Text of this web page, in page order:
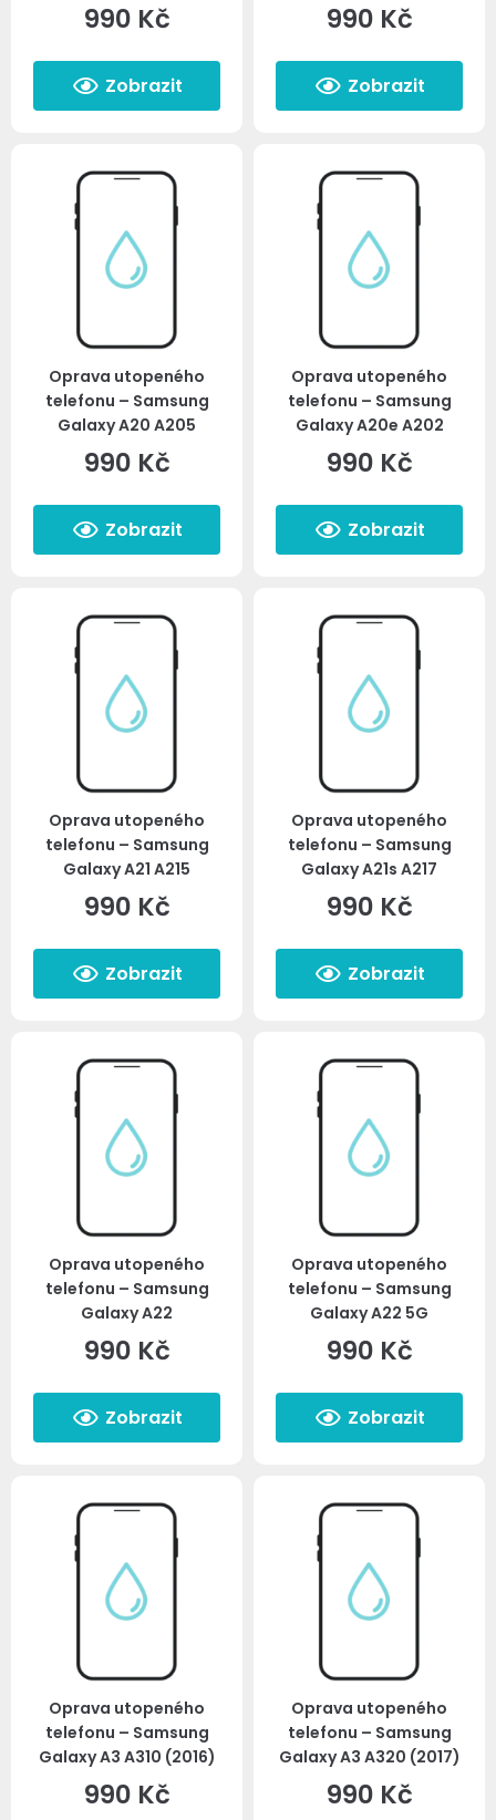
990 Kč
Zobrazit
990 Kč
Zobrazit
Oprava utopeného
telefonu – Samsung
Galaxy A20 A205
990 Kč
Zobrazit
Oprava utopeného
telefonu – Samsung
Galaxy A20e A202
990 Kč
Zobrazit
Oprava utopeného
telefonu – Samsung
Galaxy A21 A215
990 Kč
Zobrazit
Oprava utopeného
telefonu – Samsung
Galaxy A21s A217
990 Kč
Zobrazit
Oprava utopeného
telefonu – Samsung
Galaxy A22
990 Kč
Zobrazit
Oprava utopeného
telefonu – Samsung
Galaxy A22 5G
990 Kč
Zobrazit
Oprava utopeného
telefonu – Samsung
Galaxy A3 A310 (2016)
990 Kč
Oprava utopeného
telefonu – Samsung
Galaxy A3 A320 (2017)
990 Kč